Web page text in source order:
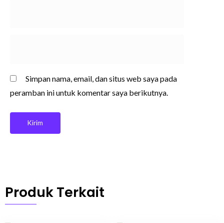
Simpan nama, email, dan situs web saya pada
peramban ini untuk komentar saya berikutnya.
Produk Terkait